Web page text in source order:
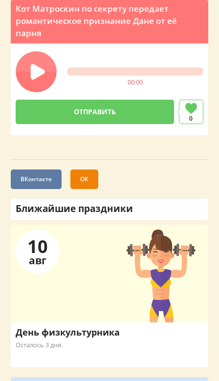
Кот Матроскин по секрету передает
романтическое признание Дане от её
парня
00:00
0
ВКонтакте ОК
Ближайшие праздники
10
авг
День физкультурника
Осталось 3 дня.